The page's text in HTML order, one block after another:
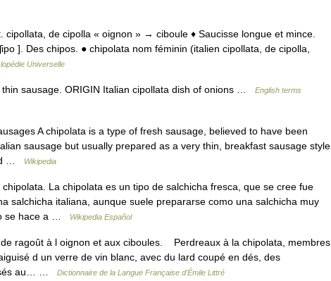
cipollata, de cipolla « oignon » → ciboule ♦ Saucisse longue et mince.
]. Des chipos. ● chipolata nom féminin (italien cipollata, de cipolla,
Universelle
sausage. ORIGIN Italian cipollata dish of onions …
English terms
A chipolata is a type of fresh sausage, believed to have been
sausage but usually prepared as a very thin, breakfast sausage style
…
Wikipedia
La chipolata es un tipo de salchicha fresca, que se cree fue
salchicha italiana, aunque suele prepararse como una salchicha muy
se hace a …
Wikipedia Español
ragoût à l oignon et aux ciboules. Perdreaux à la chipolata, membres
d un verre de vin blanc, avec du lard coupé en dés, des
au… …
Dictionnaire de la Langue Française d'Émile Littré